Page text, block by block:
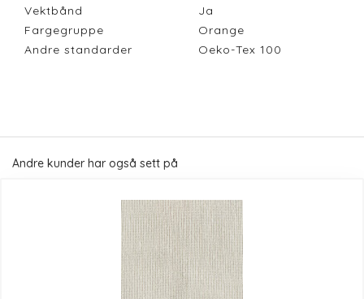
Vektbånd
Ja
Fargegruppe
Orange
Andre standarder
Oeko-Tex 100
Andre kunder har også sett på